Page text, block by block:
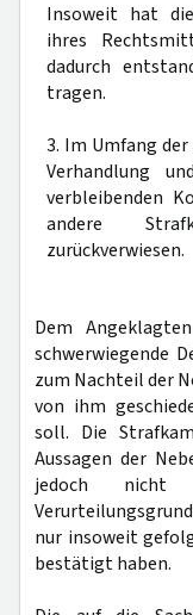
Insoweit hat
ihres
dadurch
tragen.
3. Im Umfang der
Verhandlung
verbleibenden
andere
zurückverwiesen.
Dem
schwerwiegende
zum Nachteil der
von ihm
soll. Die
Aussagen der
jedoch nicht
nur insoweit
bestätigt haben.